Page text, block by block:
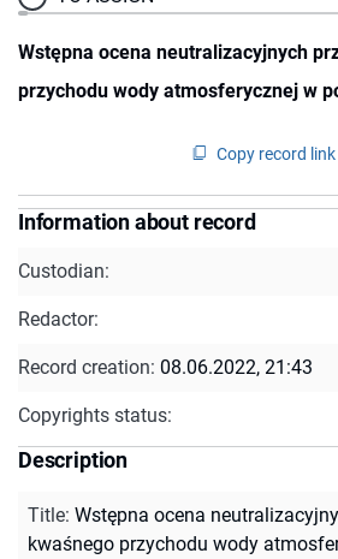
Wstępna ocena neutralizacyjnych
przychodu wody atmosferycznej w
Copy record link
Information about record
Custodian:
Redactor:
Record creation: 08.06.2022, 21:43
Copyrights status:
Description
Title: Wstępna ocena
kwaśnego przychodu wody